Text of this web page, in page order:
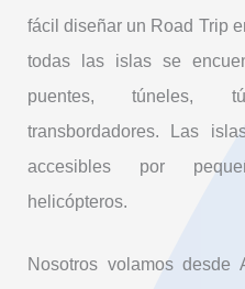
fácil diseñar un Road Trip
todas las islas se
puentes, túneles,
transbordadores. Las
accesibles por
helicópteros.
Nosotros volamos desde